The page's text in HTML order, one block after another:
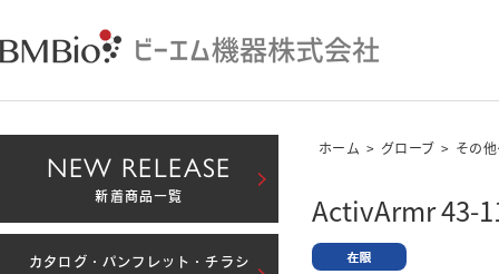
ホーム > グローブ > その
ActivArmr 43-
NEW RELEASE
新着商品一覧
カタログ・パンフレット・チラシ